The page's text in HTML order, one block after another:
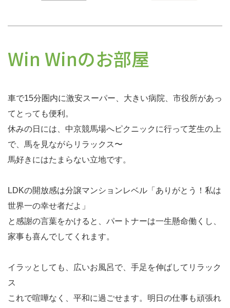
Win Winのお部屋
車で15分圏内に激安スーパー、大きい病院、市役所があっ
てとっても便利。
休みの日には、中京競馬場へピクニックに行って芝生の上
で、馬を見ながらリラックス〜
馬好きにはたまらない立地です。
LDKの開放感は分譲マンションレベル「ありがとう！私は
世界一の幸せ者だよ」
と感謝の言葉をかけると、パートナーは一生懸命働くし、
家事も喜んでしてくれます。
イラッとしても、広いお風呂で、手足を伸ばしてリラック
ス
これで喧嘩なく、平和に過ごせます。明日の仕事も頑張れ